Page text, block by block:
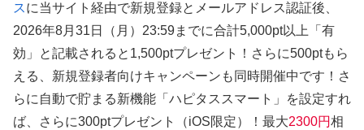
スに当サイト経由で新規登録とメールアドレス認証後、
2026年8月31日（月）23:59までに合計5,000pt以上「有
効」と記載されると1,500ptプレゼント！さらに500ptもら
える、新規登録者向けキャンペーンも同時開催中です！さ
らに自動で貯まる新機能「ハピタススマート」を設定すれ
ば、さらに300ptプレゼント（iOS限定）！最大2300円相